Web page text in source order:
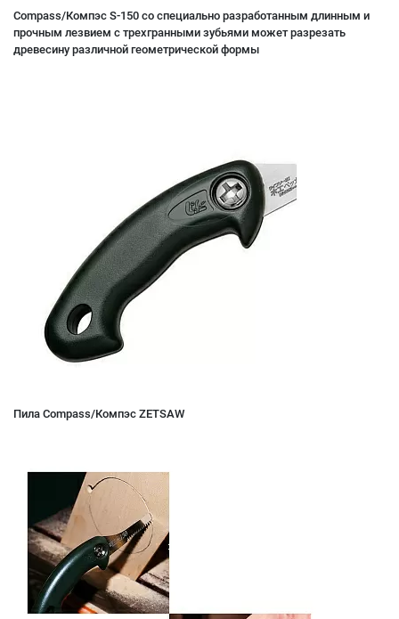
Compass/Компэс S-150 со специально разработанным длинным и
прочным лезвием с трехгранными зубьями может разрезать
древесину различной геометрической формы
Пила Compass/Компэс ZETSAW